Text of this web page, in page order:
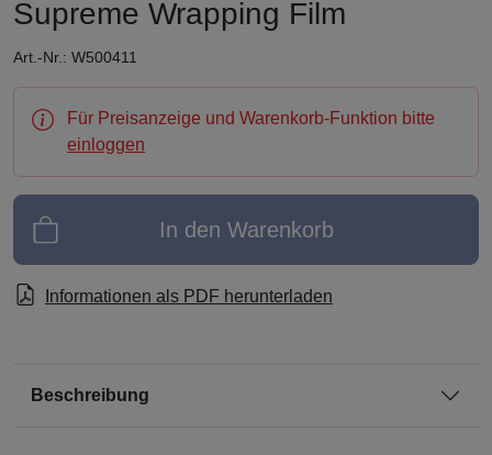
Supreme Wrapping Film
Art.-Nr.: W500411
Für Preisanzeige und Warenkorb-Funktion bitte
einloggen
In den Warenkorb
Informationen als PDF herunterladen
Beschreibung